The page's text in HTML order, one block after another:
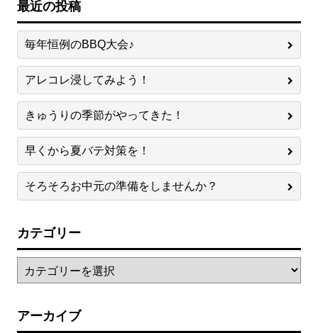
最近の投稿
毎年恒例のBBQ大会♪
アレコレ浸してみよう！
きゅうりの季節がやってきた！
早くから夏バテ対策を！
そろそろお中元の準備をしませんか？
カテゴリー
アーカイブ